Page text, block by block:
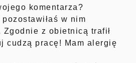
komentarza?
w nim
Zgodnie z obietnicą trafił
cudzą pracę! Mam alergię